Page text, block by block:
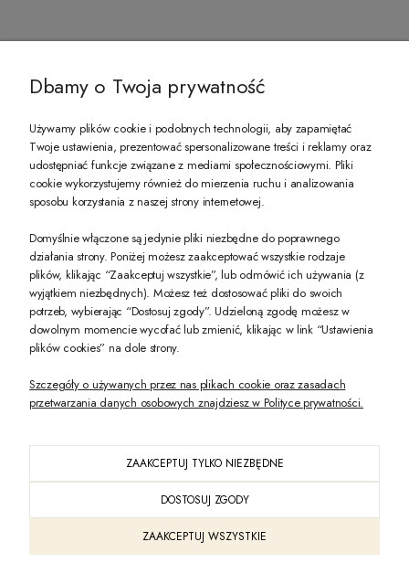
PREZENT DLA CIEBIE!
-10% na pierwsze zakupy na zeccoro.pl Gdy zapiszesz się do naszego
Twoje dane będą przetwarzane zgodnie z nasząpolityką prywatności
POKAŻ PEŁNĄ WERSJĘ STRONY
Sklep internetowy Shoper Premium
Dbamy o Twoja prywatność
Używamy plików cookie i podobnych technologii, aby zapamiętać
Twoje ustawienia, prezentować spersonalizowane treści i reklamy oraz
udostępniać funkcje związane z mediami społecznościowymi. Pliki
cookie wykorzystujemy również do mierzenia ruchu i analizowania
sposobu korzystania z naszej strony internetowej.
Domyślnie włączone są jedynie pliki niezbędne do poprawnego
działania strony. Poniżej możesz zaakceptować wszystkie rodzaje
plików, klikając “Zaakceptuj wszystkie”, lub odmówić ich używania (z
wyjątkiem niezbędnych). Możesz też dostosować pliki do swoich
potrzeb, wybierając “Dostosuj zgody”. Udzieloną zgodę możesz w
dowolnym momencie wycofać lub zmienić, klikając w link “Ustawienia
plików cookies” na dole strony.
Szczegóły o używanych przez nas plikach cookie oraz zasadach
przetwarzania danych osobowych znajdziesz w Polityce prywatności.
ZAAKCEPTUJ TYLKO NIEZBĘDNE
DOSTOSUJ ZGODY
ZAAKCEPTUJ WSZYSTKIE